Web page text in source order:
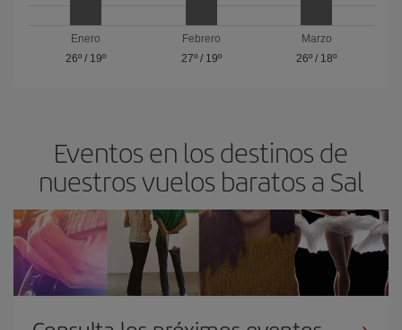
Enero
26º/ 19º
Febrero
27º/ 19º
Marzo
26º / 18º
Eventos en los destinos de
nuestros vuelos baratos a Sal